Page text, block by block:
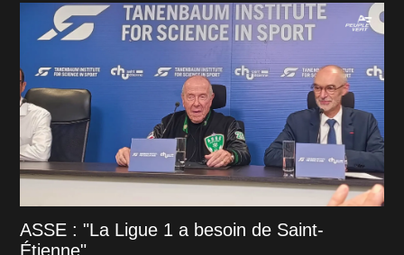
ASSE : "La Ligue 1 a besoin de Saint-
Étienne"